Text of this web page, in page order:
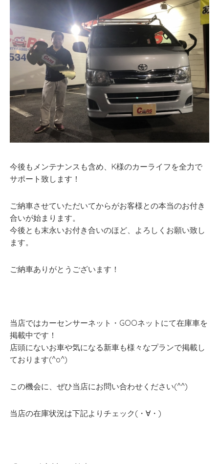
今後もメンテナンスも含め、K様のカーライフを全力で
サポート致します！
ご納車させていただいてからがお客様との本当のお付き
合いが始まります。
今後とも末永いお付き合いのほど、よろしくお願い致し
ます。
ご納車ありがとうございます！
当店ではカーセンサーネット・GOOネットにて在庫車を
掲載中です！
店頭にないお車や気になる新車も様々なプランで掲載し
ております(^o^)
この機会に、ぜひ当店にお問い合わせください(^^)
当店の在庫状況は下記よりチェック(・∀・)